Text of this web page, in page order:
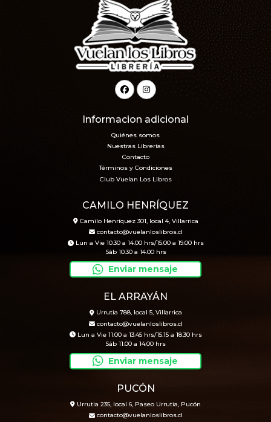
Informacion adicional
Quiénes somos
Nuestras Librerías
Contacto
Términos y Condiciones
Club Vuelan Los Libros
CAMILO HENRÍQUEZ
Camilo Henríquez 301, local 4, Villarrica
contacto@vuelanloslibros.cl
Lun a Vie 10.30 a 14.00 hrs/15.00 a 19.00 hrs
Sáb 10.30 a 14.00 hrs
Enviar mensaje
EL ARRAYÁN
Urrutia 788, local 5, Villarrica
contacto@vuelanloslibros.cl
Lun a Vie 11.00 a 13.45 hrs/15.15 a 18.30 hrs
Sáb 11.00 a 14.00 hrs
Enviar mensaje
PUCÓN
Urrutia 235, local 6, Paseo Urrutia, Pucón
contacto@vuelanloslibros.cl